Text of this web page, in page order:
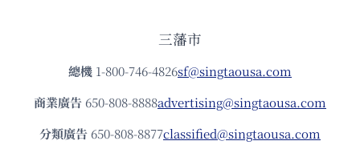
三藩市
總機 1-800-746-4826sf@singtaousa.com
商業廣告 650-808-8888advertising@singtaousa.com
分類廣告 650-808-8877classified@singtaousa.com